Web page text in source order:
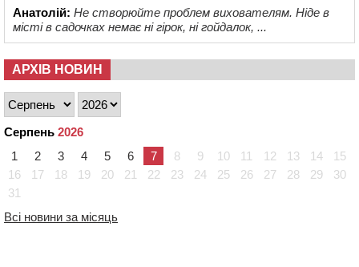
Анатолій: Не створюйте проблем вихователям. Ніде в
місті в садочках немає ні гірок, ні гойдалок, ...
АРХІВ НОВИН
Серпень 2026
1
2 3 4 5 6 7 8 9 10 11 12 13 14
15
16
17 18 19 20 21 22 23 24 25 26 27 28 29
30
31
Всі новини за місяць